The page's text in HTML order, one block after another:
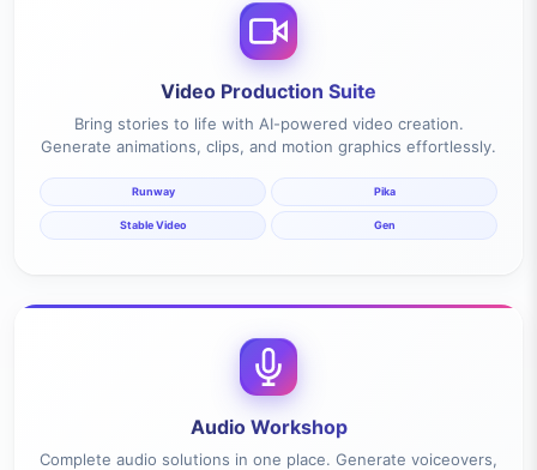
Video Production Suite
Bring stories to life with AI-powered video creation.
Generate animations, clips, and motion graphics effortlessly.
Runway Pika
Stable Video Gen
Audio Workshop
Complete audio solutions in one place. Generate voiceovers,